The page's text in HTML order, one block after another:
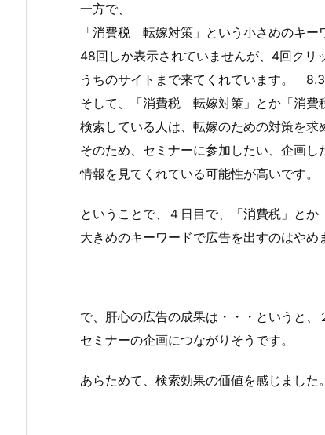
一方で、
「消費税 転嫁対策」という小さめのキー
48回しか表示されていませんが、4回クリ
うちのサイトまで来てくれています。
そして、「消費税 転嫁対策」とか「消
検索している人は、転嫁のための対策を求
そのため、セミナーに参加したい、企画
情報を見てくれている可能性が高いです。
ということで、４日目で、「消費税」と
大きめのキーワードで広告を出すのはやめ
で、肝心の広告の成果は・・・というと、
セミナーの企画につながりそうです。
あらためて、検索効果の価値を感じました。